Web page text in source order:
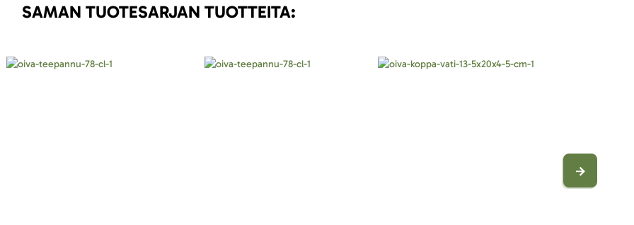
SAMAN TUOTESARJAN TUOTTEITA: